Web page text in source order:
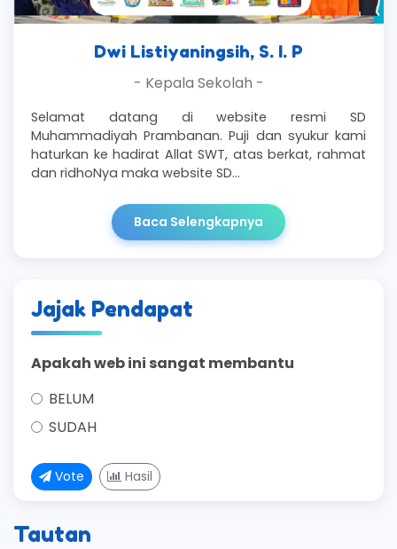
Dwi Listiyaningsih, S. I. P
- Kepala Sekolah -
Selamat datang di website resmi SD
Muhammadiyah Prambanan. Puji dan syukur kami
haturkan ke hadirat Allat SWT, atas berkat, rahmat
dan ridhoNya maka website SD…
Baca Selengkapnya
Jajak Pendapat
Apakah web ini sangat membantu
BELUM
SUDAH
Vote Hasil
Tautan